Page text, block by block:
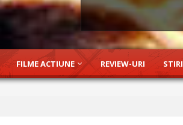
FILME ACTIUNE REVIEW-URI STIRI